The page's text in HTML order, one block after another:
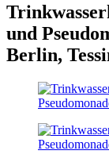
und
Berlin,